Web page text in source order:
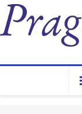
Pragmatic TCV